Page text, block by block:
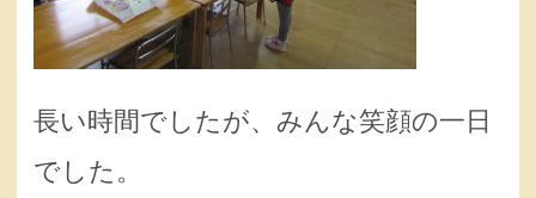
長い時間でしたが、みんな笑顔の一日
でした。